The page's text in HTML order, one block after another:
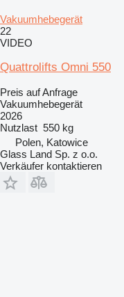
Vakuumhebegerät
22
VIDEO
Quattrolifts Omni 550
Preis auf Anfrage
Vakuumhebegerät
2026
Nutzlast 550 kg
Polen, Katowice
Glass Land Sp. z o.o.
Verkäufer kontaktieren